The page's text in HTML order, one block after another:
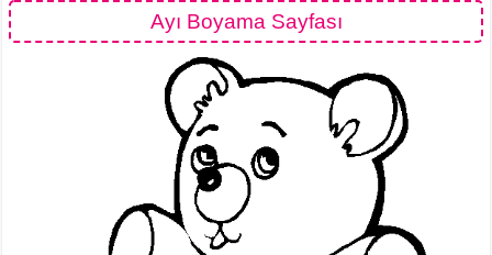
Ayı Boyama Sayfası